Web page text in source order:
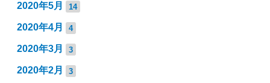
2020年5月 14
2020年4月 4
2020年3月 3
2020年2月 3